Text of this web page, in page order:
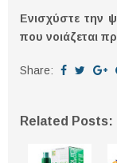
Ενισχύστε την
που νοιάζεται
Share:
Related Posts: